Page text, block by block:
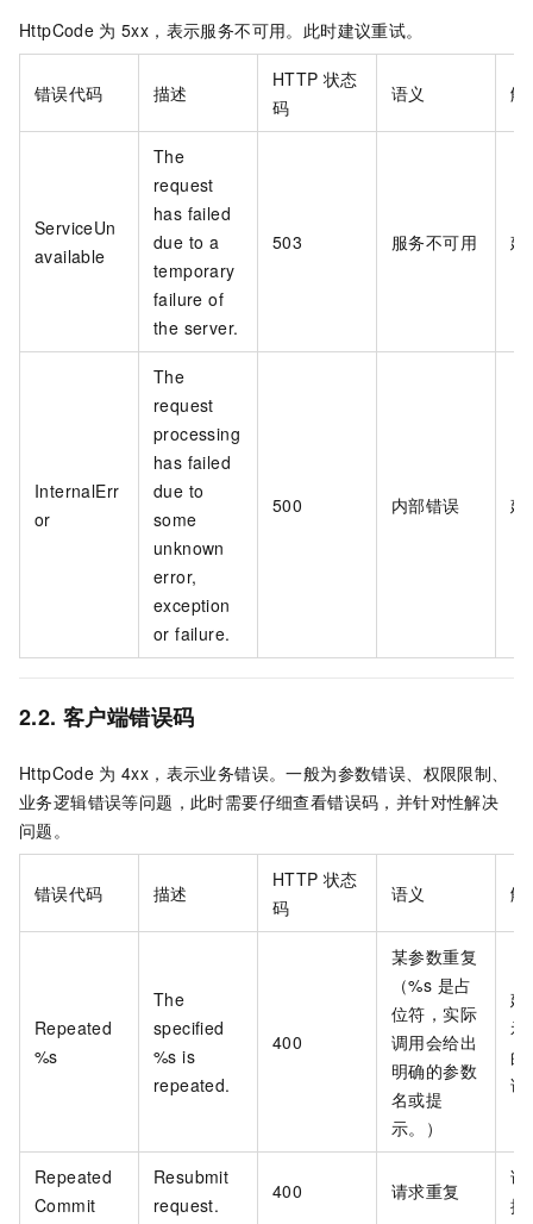
HttpCode 为 5xx，表示服务不可用。此时建议重试。
错误代码 描述
HTTP 状态
码
语义 解
ServiceUn
available
The
request
has failed
due to a
temporary
failure of
the server.
503 服务不可用 建
InternalErr
or
The
request
processing
has failed
due to
some
unknown
error,
exception
or failure.
500 内部错误 建
2.2. 客户端错误码
HttpCode 为 4xx，表示业务错误。一般为参数错误、权限限制、
业务逻辑错误等问题，此时需要仔细查看错误码，并针对性解决
问题。
错误代码 描述
HTTP 状态
码
语义 解
Repeated
%s
The
specified
%s is
repeated.
400
某参数重复
（%s 是占
位符，实际
调用会给出
明确的参数
名或提
示。）
建
示
的
试
Repeated
Commit
Resubmit
request.
400 请求重复
请
提